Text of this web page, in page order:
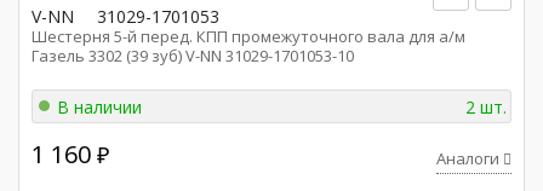
V-NN 31029-1701053
Шестерня 5-й перед. КПП промежуточного вала для а/м
Газель 3302 (39 зуб) V-NN 31029-1701053-10
В наличии 2 шт.
1 160 ₽ Аналоги